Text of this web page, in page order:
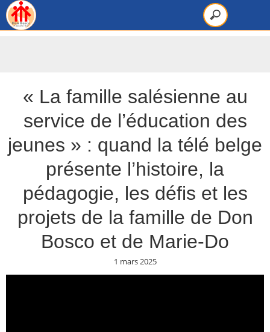
« La famille salésienne au
service de l’éducation des
jeunes » : quand la télé belge
présente l’histoire, la
pédagogie, les défis et les
projets de la famille de Don
Bosco et de Marie-Do
1 mars 2025